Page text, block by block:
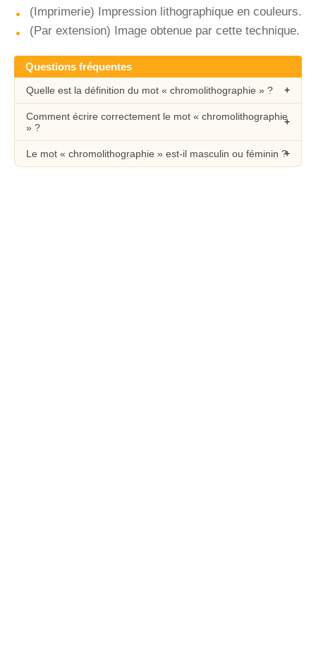
(Imprimerie) Impression lithographique en couleurs.
(Par extension) Image obtenue par cette technique.
Questions fréquentes
Quelle est la définition du mot « chromolithographie » ?
Comment écrire correctement le mot « chromolithographie
» ?
Le mot « chromolithographie » est-il masculin ou féminin ?